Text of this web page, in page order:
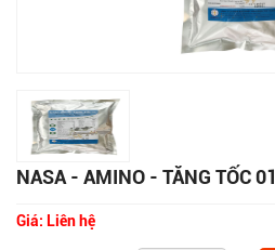
NASA - AMINO - TĂNG TỐC 01
Giá: Liên hệ